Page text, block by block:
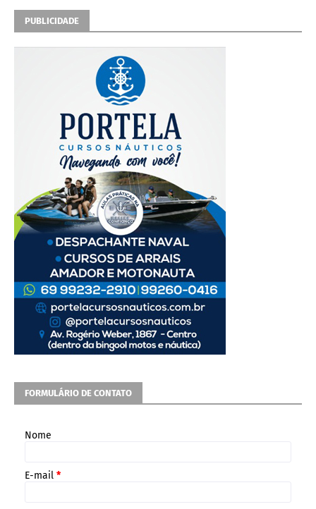
PUBLICIDADE
FORMULÁRIO DE CONTATO
Nome
E-mail *